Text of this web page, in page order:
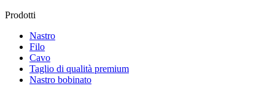
Prodotti
Nastro
Filo
Cavo
Taglio di qualità premium
Nastro bobinato